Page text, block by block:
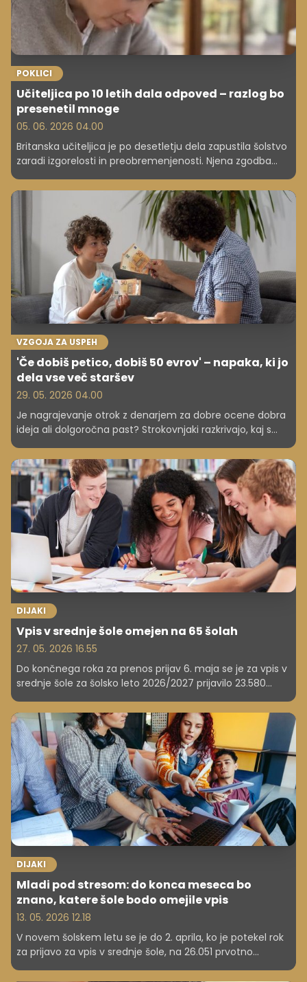
POKLICI
Učiteljica po 10 letih dala odpoved – razlog bo
presenetil mnoge
05. 06. 2026 04.00
Britanska učiteljica je po desetletju dela zapustila šolstvo
zaradi izgorelosti in preobremenjenosti. Njena zgodba
v Sloveniji jo popolnoma razume ...
VZGOJA ZA USPEH
'Če dobiš petico, dobiš 50 evrov' – napaka, ki jo
dela vse več staršev
29. 05. 2026 04.00
Je nagrajevanje otrok z denarjem za dobre ocene dobra
ideja ali dolgoročna past? Strokovnjaki razkrivajo, kaj s
ravno obraten. Bi tudi vi plačali za petico? Preden se
odločite, preberite to.
DIJAKI
Vpis v srednje šole omejen na 65 šolah
27. 05. 2026 16.55
Do končnega roka za prenos prijav 6. maja se je za vpis v
srednje šole za šolsko leto 2026/2027 prijavilo 23.580
kandidatov oziroma 23.683 skupaj s tistimi, ki so se za
vpis prijavili še vzporedno na različnih smereh umetniške
gimnazije. Vpis bo omejen na 65 šolah. Letos zaključuje
osnovno šolo 21.562 devetošolcev, so sporočili z
ministrstva.
DIJAKI
Mladi pod stresom: do konca meseca bo
znano, katere šole bodo omejile vpis
13. 05. 2026 12.18
V novem šolskem letu se je do 2. aprila, ko je potekel rok
za prijavo za vpis v srednje šole, na 26.051 prvotno
razpisanih prostih mest prijavilo skupaj 23.453